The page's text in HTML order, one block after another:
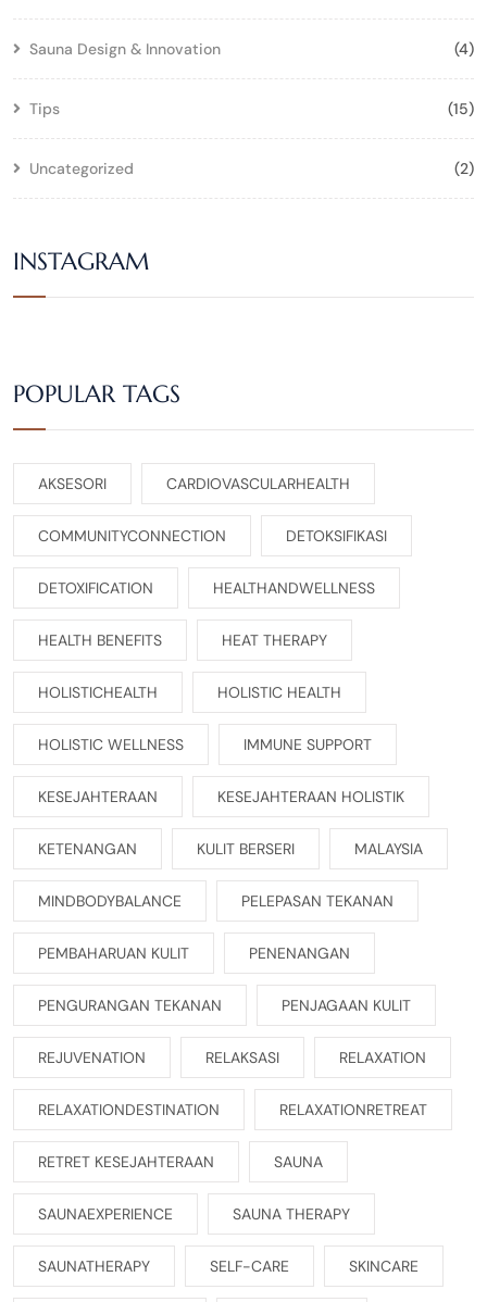
Sauna Design & Innovation (4)
Tips (15)
Uncategorized (2)
INSTAGRAM
POPULAR TAGS
AKSESORI CARDIOVASCULARHEALTH
COMMUNITYCONNECTION DETOKSIFIKASI
DETOXIFICATION HEALTHANDWELLNESS
HEALTH BENEFITS HEAT THERAPY
HOLISTICHEALTH HOLISTIC HEALTH
HOLISTIC WELLNESS IMMUNE SUPPORT
KESEJAHTERAAN KESEJAHTERAAN HOLISTIK
KETENANGAN KULIT BERSERI MALAYSIA
MINDBODYBALANCE PELEPASAN TEKANAN
PEMBAHARUAN KULIT PENENANGAN
PENGURANGAN TEKANAN PENJAGAAN KULIT
REJUVENATION RELAKSASI RELAXATION
RELAXATIONDESTINATION RELAXATIONRETREAT
RETRET KESEJAHTERAAN SAUNA
SAUNAEXPERIENCE SAUNA THERAPY
SAUNATHERAPY SELF-CARE SKINCARE